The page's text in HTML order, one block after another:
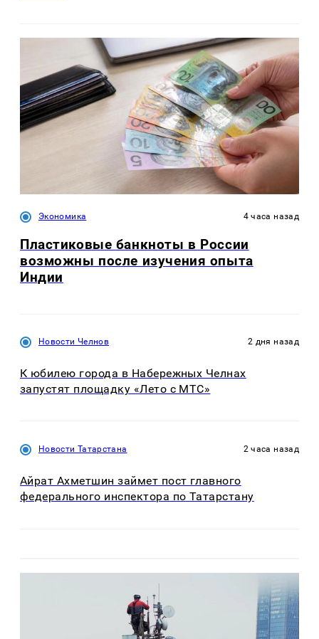
Экономика 4 часа назад
Пластиковые банкноты в России
возможны после изучения опыта
Индии
Новости Челнов 2 дня назад
К юбилею города в Набережных Челнах
запустят площадку «Лето с МТС»
Новости Татарстана 2 часа назад
Айрат Ахметшин займет пост главного
федерального инспектора по Татарстану